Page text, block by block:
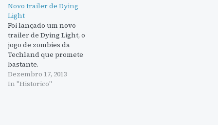
não fazer muito para se
diferenciar ou melhorar
os títulos anteriores a
qualidade e diversão…
Novo trailer de Dying
Light
Foi lançado um novo
trailer de Dying Light, o
jogo de zombies da
Techland que promete
bastante.
Dezembro 17, 2013
In "Historico"